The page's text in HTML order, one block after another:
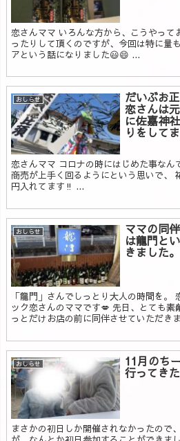
恋さんママ いろんな方から、こうやって
ったりして頂くのですが、今回は特に量
アという話になりました😃😄 ...
おしらせ だいぶお
恋さんは
に佐嘉神
りをして
恋さんママ コロナの時にはじめた事なん
商売が上手く回るようにという思いで、
円入れてます‼️ ...
おしらせ ママの同
は龍門と
きました。
「龍門」さんでしっとり大人の時間を。
ック恋さんのママです💋 先日、とても素
っとだけお店の前に同伴させていただき
おしらせ 11月のち
行ってき
まさかの初日しか開催されなかったので